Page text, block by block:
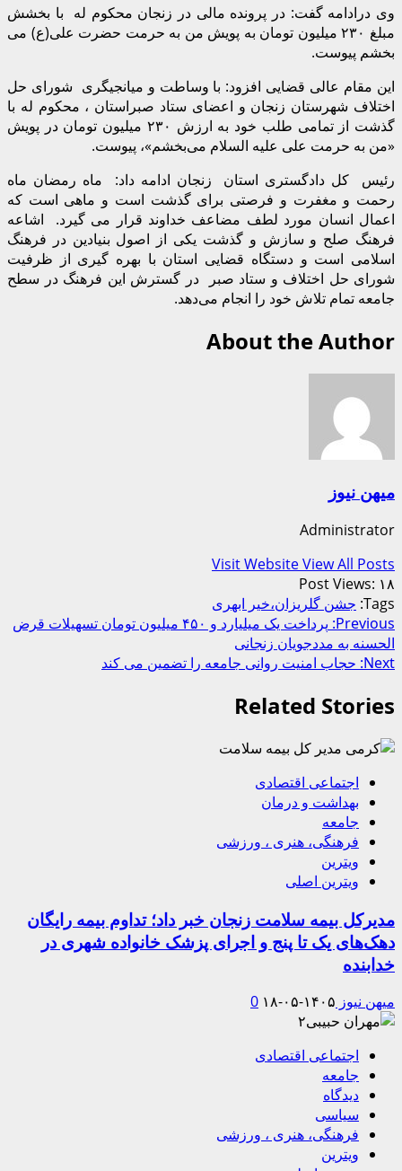
وی درادامه گفت: در پرونده مالی در زنجان محکوم له با بخشش
مبلغ ۲۳۰ میلیون تومان به پویش من به حرمت حضرت علی(ع) می
بخشم پیوست.
این مقام عالی قضایی افزود: با وساطت و میانجیگری شورای حل
اختلاف شهرستان زنجان و اعضای ستاد صبراستان ، محکوم له با
گذشت از تمامی طلب خود به ارزش ۲۳۰ میلیون تومان در پویش
«من به حرمت علی علیه السلام می‌بخشم»، پیوست.
رئیس کل دادگستری استان زنجان ادامه داد: ماه رمضان ماه
رحمت و مغفرت و فرصتی برای گذشت است و ماهی است که
اعمال انسان مورد لطف مضاعف خداوند قرار می گیرد. اشاعه
فرهنگ صلح و سازش و گذشت یکی از اصول بنیادین در فرهنگ
اسلامی است و دستگاه قضایی استان با بهره گیری از ظرفیت
شورای حل اختلاف و ستاد صبر در گسترش این فرهنگ در سطح
جامعه تمام تلاش خود را انجام می‌دهد.
About the Author
میهن نیوز
Administrator
Visit WebsiteView All Posts
Post Views: ۱۸
Tags: جشن گلریزان،خیر ابهری
Post
navigation
Previous:
پرداخت یک میلیارد و ۴۵۰ میلیون تومان تسهیلات قرض
الحسنه به مددجویان زنجانی
Next: حجاب امنیت روانی جامعه را تضمین می کند
Related Stories
اجتماعی اقتصادی
بهداشت و درمان
جامعه
فرهنگی، هنری ، ورزشی
ویترین
ویترین اصلی
مدیرکل بیمه سلامت زنجان خبر داد؛ تداوم بیمه رایگان
دهک‌های یک تا پنج و اجرای پزشک خانواده شهری در
خدابنده
میهن نیوز ۱۴۰۵-۰۵-۱۸ 0
اجتماعی اقتصادی
جامعه
دیدگاه
سیاسی
فرهنگی، هنری ، ورزشی
ویترین